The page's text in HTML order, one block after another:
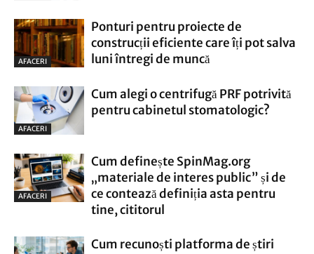
AFACERI
Ponturi pentru proiecte de
construcții eficiente care îți pot salva
luni întregi de muncă
AFACERI
Cum alegi o centrifugă PRF potrivită
pentru cabinetul stomatologic?
AFACERI
Cum definește SpinMag.org
„materiale de interes public” și de
ce contează definiția asta pentru
tine, cititorul
Cum recunoști platforma de știri